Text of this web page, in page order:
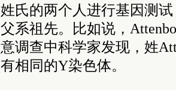
姓氏的两个人进行基因测
父系祖先。比如说，
意调查中科学家发现，姓
有相同的Y染色体。